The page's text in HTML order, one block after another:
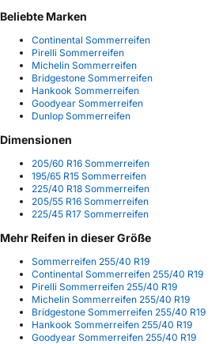
Beliebte Marken
Continental Sommerreifen
Pirelli Sommerreifen
Michelin Sommerreifen
Bridgestone Sommerreifen
Hankook Sommerreifen
Goodyear Sommerreifen
Dunlop Sommerreifen
Dimensionen
205/60 R16 Sommerreifen
195/65 R15 Sommerreifen
225/40 R18 Sommerreifen
205/55 R16 Sommerreifen
225/45 R17 Sommerreifen
Mehr Reifen in dieser Größe
Sommerreifen 255/40 R19
Continental Sommerreifen 255/40 R19
Pirelli Sommerreifen 255/40 R19
Michelin Sommerreifen 255/40 R19
Bridgestone Sommerreifen 255/40 R19
Hankook Sommerreifen 255/40 R19
Goodyear Sommerreifen 255/40 R19